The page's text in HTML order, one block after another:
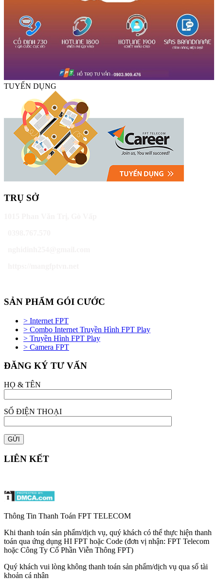
TUYỂN DỤNG
TRỤ SỞ
SẢN PHẨM GÓI CƯỚC
> Internet FPT
> Combo Internet Truyền Hình FPT Play
> Truyền Hình FPT Play
> Camera FPT
ĐĂNG KÝ TƯ VẤN
HỌ & TÊN
SỐ ĐIỆN THOẠI
LIÊN KẾT
Thông Tin Thanh Toán FPT TELECOM
Khi thanh toán sản phẩm/dịch vụ, quý khách có thể thực hiện thanh
toán qua ứng dụng HI FPT hoặc Code (đơn vị nhận: FPT Telecom
hoặc Công Ty Cổ Phần Viễn Thông FPT)
Quý khách vui lòng không thanh toán sản phẩm/dịch vụ qua số tài
khoản cá nhân